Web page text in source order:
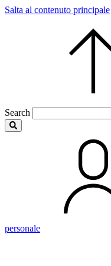
Salta al contenuto principale
Search
personale